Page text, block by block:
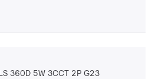
360D 5W 3CCT 2P G23